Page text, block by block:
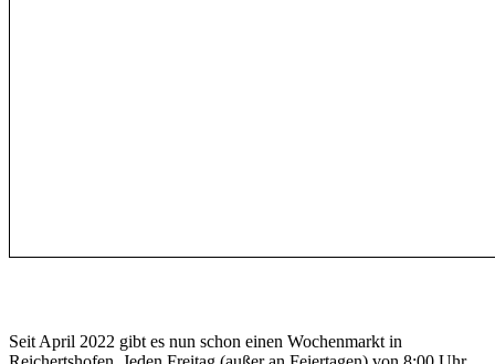
Seit April 2022 gibt es nun schon einen Wochenmarkt in